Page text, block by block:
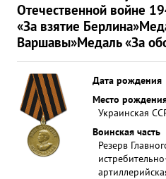
Отечественной войне
«За взятие Берлина»
Варшавы»Медаль «За
Дата рождения
Место
Украинская
Воинская часть
Резерв